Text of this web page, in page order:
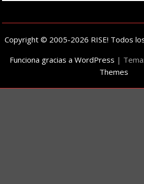
Copyright © 2005-2026 RISE! Todos
Funciona gracias a WordPress |
Themes